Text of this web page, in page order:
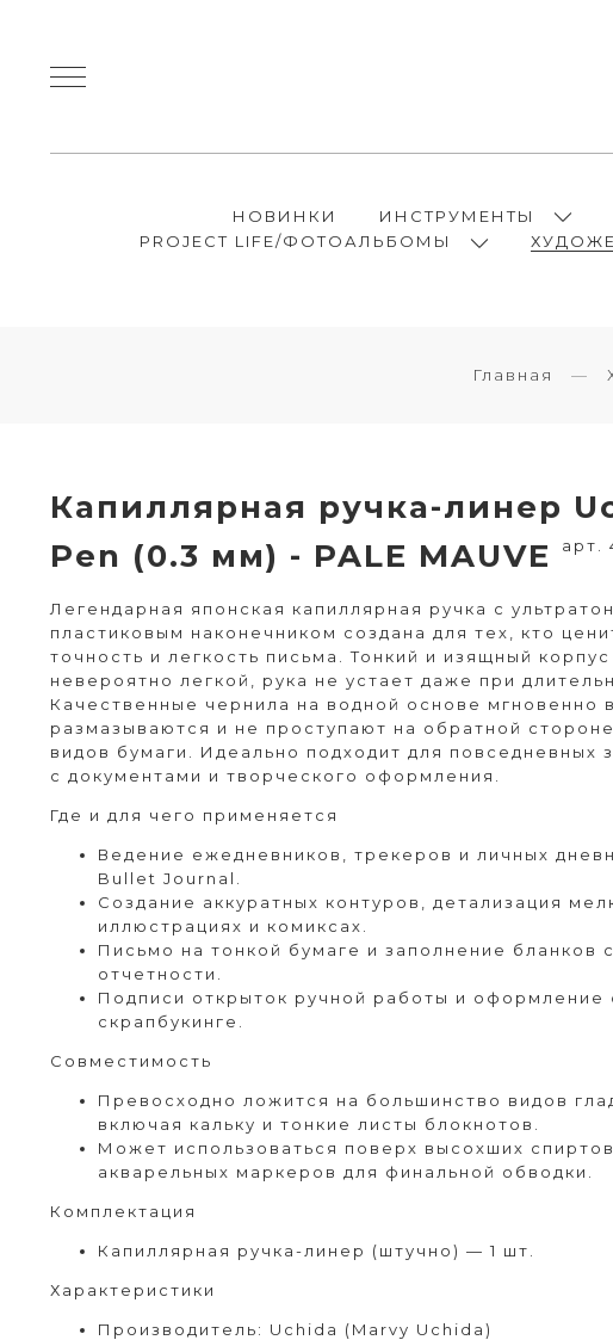
НОВИНКИ ИНСТРУМЕНТЫ
PROJECT LIFE/ФОТОАЛЬБОМЫ
Главная
Капиллярная ручка-линер
Pen (0.3 мм) - PALE MAUVE
арт.
Легендарная японская капиллярная ручка с
пластиковым наконечником создана для тех, кто
точность и легкость письма. Тонкий и изящный
невероятно легкой, рука не устает даже при
Качественные чернила на водной основе мгновенно
размазываются и не проступают на обратной
видов бумаги. Идеально подходит для повседневных
с документами и творческого оформления.
Где и для чего применяется
Ведение ежедневников, трекеров и личных
Bullet Journal.
Создание аккуратных контуров, детализация
иллюстрациях и комиксах.
Письмо на тонкой бумаге и заполнение бланков
отчетности.
Подписи открыток ручной работы и оформление
скрапбукинге.
Совместимость
Превосходно ложится на большинство видов
включая кальку и тонкие листы блокнотов.
Может использоваться поверх высохших
акварельных маркеров для финальной обводки.
Комплектация
Капиллярная ручка-линер (штучно) — 1 шт.
Характеристики
Производитель: Uchida (Marvy Uchida)